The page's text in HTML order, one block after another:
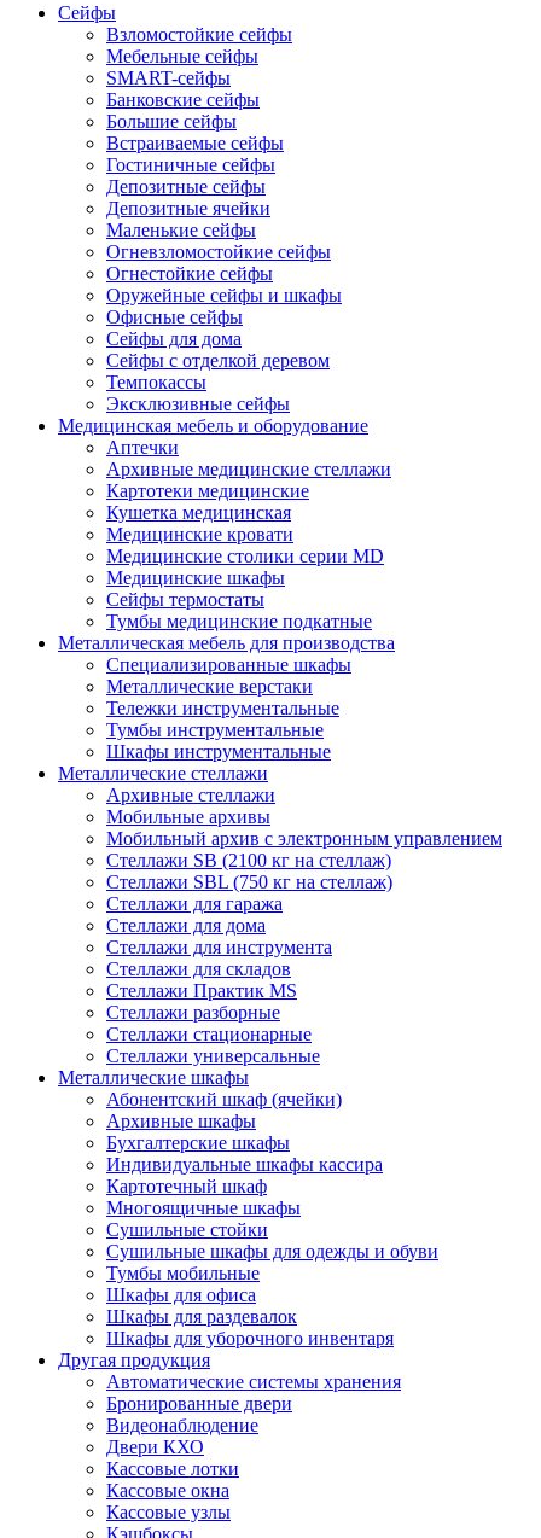
Сейфы
Взломостойкие сейфы
Мебельные сейфы
SMART-сейфы
Банковские сейфы
Большие сейфы
Встраиваемые сейфы
Гостиничные сейфы
Депозитные сейфы
Депозитные ячейки
Маленькие сейфы
Огневзломостойкие сейфы
Огнестойкие сейфы
Оружейные сейфы и шкафы
Офисные сейфы
Сейфы для дома
Сейфы с отделкой деревом
Темпокассы
Эксклюзивные сейфы
Медицинская мебель и оборудование
Аптечки
Архивные медицинские стеллажи
Картотеки медицинские
Кушетка медицинская
Медицинские кровати
Медицинские столики серии MD
Медицинские шкафы
Сейфы термостаты
Тумбы медицинские подкатные
Металлическая мебель для производства
Cпециализированные шкафы
Металлические верстаки
Тележки инструментальные
Тумбы инструментальные
Шкафы инструментальные
Металлические стеллажи
Архивные стеллажи
Мобильные архивы
Мобильный архив с электронным управлением
Стеллажи SB (2100 кг на стеллаж)
Стеллажи SBL (750 кг на стеллаж)
Стеллажи для гаража
Стеллажи для дома
Стеллажи для инструмента
Стеллажи для складов
Стеллажи Практик MS
Стеллажи разборные
Стеллажи стационарные
Стеллажи универсальные
Металлические шкафы
Абонентский шкаф (ячейки)
Архивные шкафы
Бухгалтерские шкафы
Индивидуальные шкафы кассира
Картотечный шкаф
Многоящичные шкафы
Сушильные стойки
Сушильные шкафы для одежды и обуви
Тумбы мобильные
Шкафы для офиса
Шкафы для раздевалок
Шкафы для уборочного инвентаря
Другая продукция
Автоматические системы хранения
Бронированные двери
Видеонаблюдение
Двери КХО
Кассовые лотки
Кассовые окна
Кассовые узлы
Кэшбоксы